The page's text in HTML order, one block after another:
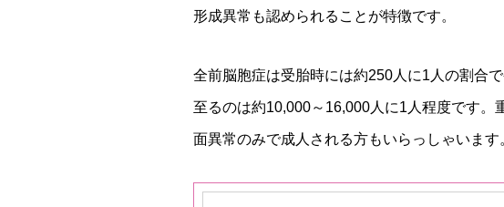
形成異常も認められることが特徴です。
全前脳胞症は受胎時には約250人に1人の割合
至るのは約10,000～16,000人に1人程度です
面異常のみで成人される方もいらっしゃいます